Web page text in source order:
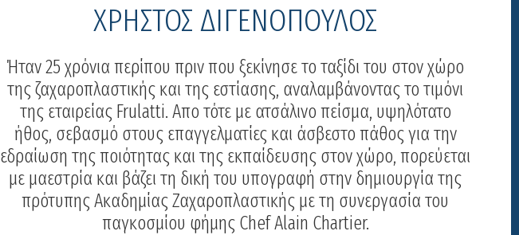
ΧΡΗΣΤΟΣ ΔΙΓΕΝΟΠΟΥΛΟΣ
Ήταν 25 χρόνια περίπου πριν που ξεκίνησε το ταξίδι του στον χώρο
της ζαχαροπλαστικής και της εστίασης, αναλαμβάνοντας το τιμόνι
της εταιρείας Frulatti. Απο τότε με ατσάλινο πείσμα, υψηλότατο
ήθος, σεβασμό στους επαγγελματίες και άσβεστο πάθος για την
εδραίωση της ποιότητας και της εκπαίδευσης στον χώρο, πορεύεται
με μαεστρία και βάζει τη δική του υπογραφή στην δημιουργία της
πρότυπης Ακαδημίας Ζαχαροπλαστικής με τη συνεργασία του
παγκοσμίου φήμης Chef Alain Chartier.